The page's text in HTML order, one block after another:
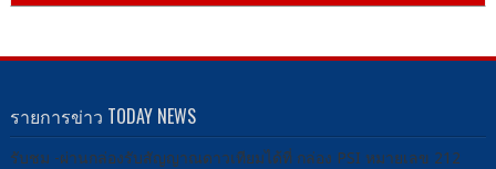
รายการข่าว TODAY NEWS
รับชม -ผ่านกล่องรับสัญญาณดาวเทียมได้ที่ กล่อง PSI หมายเลข 212